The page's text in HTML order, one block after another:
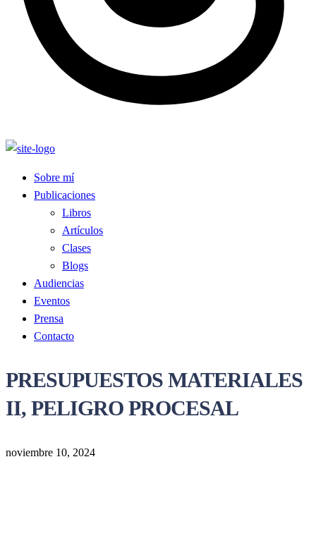
Sobre mí
Publicaciones
Libros
Artículos
Clases
Blogs
Audiencias
Eventos
Prensa
Contacto
PRESUPUESTOS MATERIALES
II, PELIGRO PROCESAL
noviembre 10, 2024